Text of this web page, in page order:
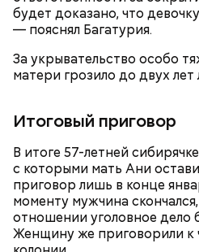
будет доказано, что
— пояснял Багатурия.
За укрывательство особо
матери грозило до двух
Итоговый приговор
В итоге 57-летней
с которыми мать Ани
приговор лишь в конце
моменту мужчина
отношении уголовное дело
Женщину же приговорили к
Первой жертвой Миссюры
химикаты, купленные в
января 2024 года он
инсульт. Девушка неделю
выписки из больницы
оформил на нее несколько
Вскоре в качестве
убийстве спортсмена
признал вину и показал
совершил преступление и